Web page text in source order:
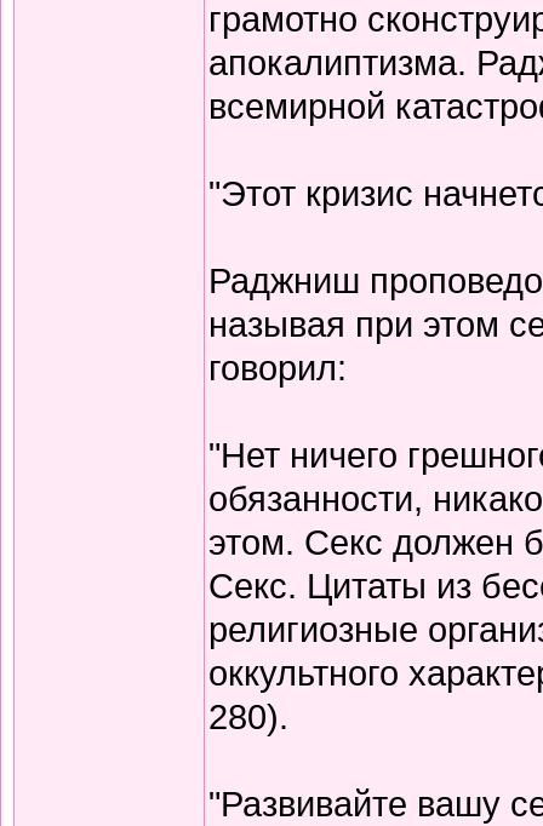
грамотно
апокалиптизма.
всемирной
"Этот кризис
Раджниш
называя при этом
говорил:
"Нет ничего
обязанности,
этом. Секс должен
Секс. Цитаты из
религиозные
оккультного
280).
"Развивайте вашу